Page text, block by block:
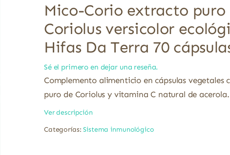
Mico-Corio extracto puro
Coriolus versicolor
Hifas Da Terra 70
Sé el primero en dejar una reseña.
Complemento alimenticio en cápsulas vegetales
puro de Coriolus y vitamina C natural de acerola.
Ver descripción
Categorías:Sistema inmunológico